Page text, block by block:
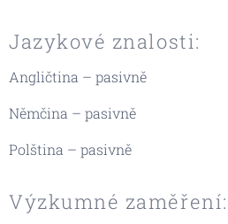
Jazykové znalosti:
Angličtina – pasivně
Němčina – pasivně
Polština – pasivně
Výzkumné zaměření: